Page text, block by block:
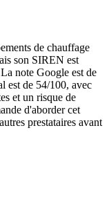
de chauffage
son SIREN est
note Google est de
est de 54/100, avec
et un risque de
d'aborder cet
prestataires avant